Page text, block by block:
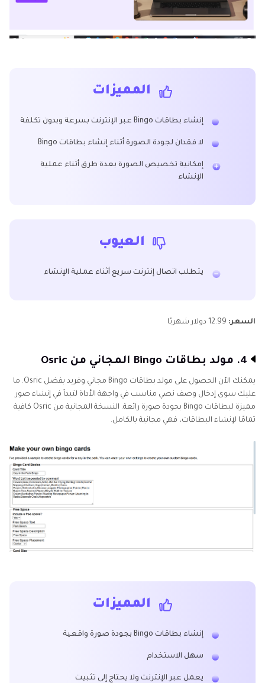
المميزات
إنشاء بطاقات Bingo عبر الإنترنت بسرعة وبدون تكلفة
لا فقدان لجودة الصورة أثناء إنشاء بطاقات Bingo
إمكانية تخصيص الصورة بعدة طرق أثناء عملية
الإنشاء
العيوب
يتطلب اتصال إنترنت سريع أثناء عملية الإنشاء
السعر:
4. مولد بطاقات Bingo المجاني من Osric
يمكنك الآن الحصول على مولد بطاقات Bingo مجاني وفريد بفضل Osric. ما
عليك سوى إدخال وصف نصي مناسب في واجهة الأداة لتبدأ في إنشاء صور
مميزة لبطاقات Bingo بجودة صورة رائعة. النسخة المجانية من Osric كافية
تمامًا لإنشاء البطاقات، فهي مجانية بالكامل.
المميزات
إنشاء بطاقات Bingo بجودة صورة واقعية
سهل الاستخدام
يعمل عبر الإنترنت ولا يحتاج إلى تثبيت